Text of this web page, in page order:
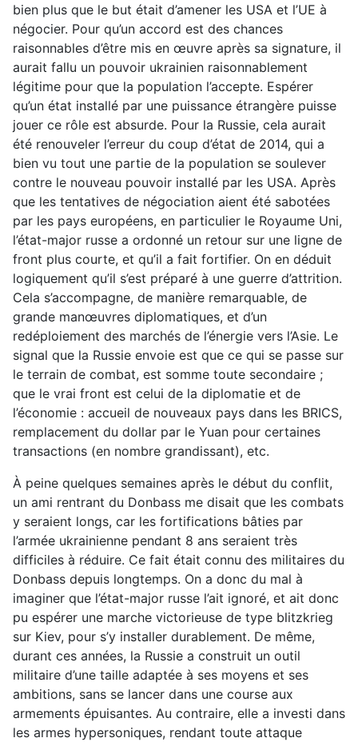
bien plus que le but était d’amener les USA et l’UE à
négocier. Pour qu’un accord est des chances
raisonnables d’être mis en œuvre après sa signature, il
aurait fallu un pouvoir ukrainien raisonnablement
légitime pour que la population l’accepte. Espérer
qu’un état installé par une puissance étrangère puisse
jouer ce rôle est absurde. Pour la Russie, cela aurait
été renouveler l’erreur du coup d’état de 2014, qui a
bien vu tout une partie de la population se soulever
contre le nouveau pouvoir installé par les USA. Après
que les tentatives de négociation aient été sabotées
par les pays européens, en particulier le Royaume Uni,
l’état-major russe a ordonné un retour sur une ligne de
front plus courte, et qu’il a fait fortifier. On en déduit
logiquement qu’il s’est préparé à une guerre d’attrition.
Cela s’accompagne, de manière remarquable, de
grande manœuvres diplomatiques, et d’un
redéploiement des marchés de l’énergie vers l’Asie. Le
signal que la Russie envoie est que ce qui se passe sur
le terrain de combat, est somme toute secondaire ;
que le vrai front est celui de la diplomatie et de
l’économie : accueil de nouveaux pays dans les BRICS,
remplacement du dollar par le Yuan pour certaines
transactions (en nombre grandissant), etc.
À peine quelques semaines après le début du conflit,
un ami rentrant du Donbass me disait que les combats
y seraient longs, car les fortifications bâties par
l’armée ukrainienne pendant 8 ans seraient très
difficiles à réduire. Ce fait était connu des militaires du
Donbass depuis longtemps. On a donc du mal à
imaginer que l’état-major russe l’ait ignoré, et ait donc
pu espérer une marche victorieuse de type blitzkrieg
sur Kiev, pour s’y installer durablement. De même,
durant ces années, la Russie a construit un outil
militaire d’une taille adaptée à ses moyens et ses
ambitions, sans se lancer dans une course aux
armements épuisantes. Au contraire, elle a investi dans
les armes hypersoniques, rendant toute attaque